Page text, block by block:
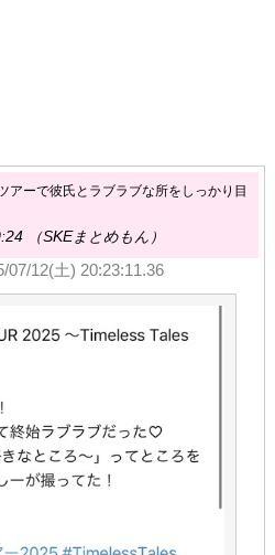
アーで彼氏とラブラブな所をしっかり目
（SKEまとめもん）
07/12(土) 20:23:11.36